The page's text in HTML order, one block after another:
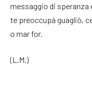
messaggio di speranza
te preoccupà guagliò,
o mar for.
(L.M.)